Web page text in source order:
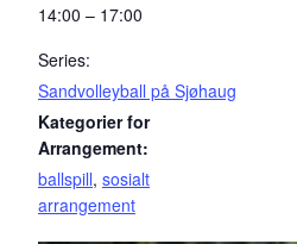
14:00 – 17:00
Series:
Sandvolleyball på Sjøhaug
Kategorier for
Arrangement:
ballspill, sosialt
arrangement